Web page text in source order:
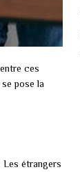
ces
pose la
Les étrangers